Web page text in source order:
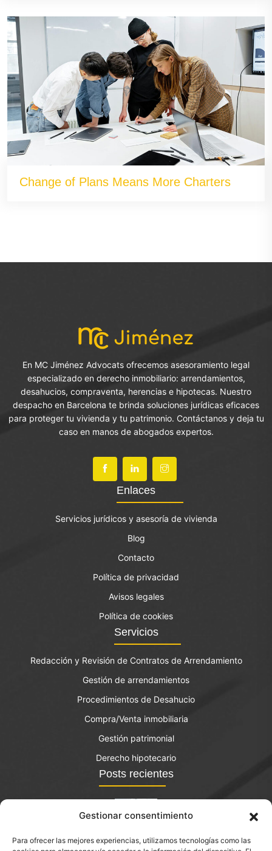
Gestionar consentimiento
Para ofrecer las mejores experiencias, utilizamos tecnologías como las
Change of Plans Means More Charters
En MC Jiménez Advocats ofrecemos asesoramiento legal
especializado en derecho inmobiliario: arrendamientos,
desahucios, compraventa, herencias e hipotecas. Nuestro
despacho en Barcelona te brinda soluciones jurídicas eficaces
para proteger tu vivienda y tu patrimonio. Contáctanos y deja tu
caso en manos de abogados expertos.
Enlaces
Servicios jurídicos y asesoría de vivienda
Blog
Contacto
Política de privacidad
Avisos legales
Política de cookies
Servicios
Redacción y Revisión de Contratos de Arrendamiento
Gestión de arrendamientos
Procedimientos de Desahucio
Compra/Venta inmobiliaria
Gestión patrimonial
Derecho hipotecario
Posts recientes